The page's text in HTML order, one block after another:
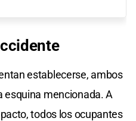
establecerse, ambos
esquina mencionada. A
todos los ocupantes